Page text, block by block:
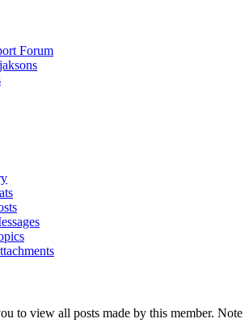
Forum
to view all posts made by this member. Note